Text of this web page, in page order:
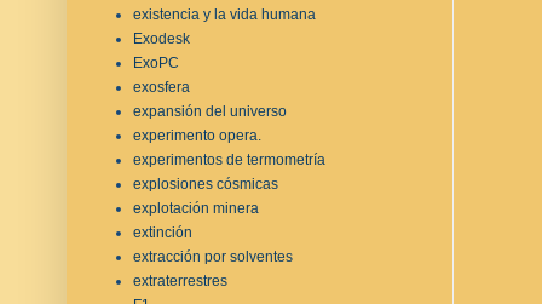
existencia y la vida humana
Exodesk
ExoPC
exosfera
expansión del universo
experimento opera.
experimentos de termometría
explosiones cósmicas
explotación minera
extinción
extracción por solventes
extraterrestres